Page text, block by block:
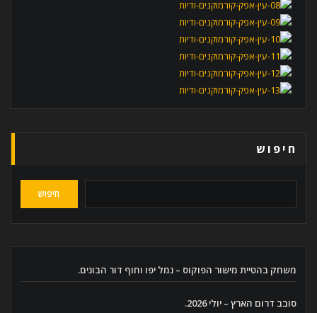
חיפוש
חיפוש
משחק בהטיית מישור הפוקוס – נמל יפו וחוף דור הבונים.
סובב דרום הארץ – יולי 2026.